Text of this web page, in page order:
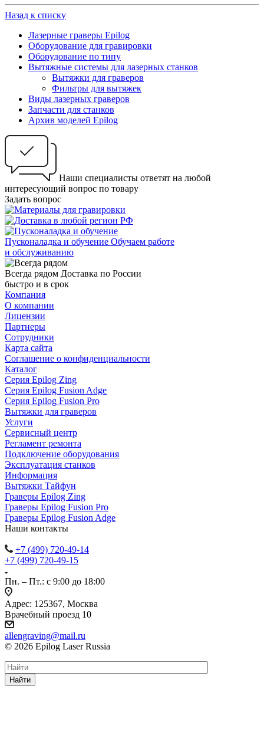
Назад к списку
Лазерные граверы Epilog
Оборудование для гравировки
Оборудование по типу
Вытяжные системы для лазерных станков
Вытяжки для граверов
Фильтры для вытяжек
Виды лазерных граверов
Запчасти для станков
Архив моделей Epilog
Наши специалисты ответят на любой
интересующий вопрос по товару
Задать вопрос
Пусконаладка и обучение Обучаем работе
и обслуживанию
Всегда рядом Доставка по России
быстро и в срок
Компания
О компании
Лицензии
Партнеры
Сотрудники
Карта сайта
Соглашение о конфиденциальности
Каталог
Серия Epilog Zing
Серия Epilog Fusion Adge
Серия Epilog Fusion Pro
Вытяжки для граверов
Услуги
Сервисный центр
Регламент ремонта
Подключение оборудования
Эксплуатация станков
Информация
Вытяжки Тайфун
Граверы Epilog Zing
Граверы Epilog Fusion Pro
Граверы Epilog Fusion Adge
Наши контакты
+7 (499) 720-49-14
+7 (499) 720-49-15
Пн. – Пт.: с 9:00 до 18:00
Адрес: 125367, Москва
Врачебный проезд 10
allengraving@mail.ru
© 2026 Epilog Laser Russia
Найти